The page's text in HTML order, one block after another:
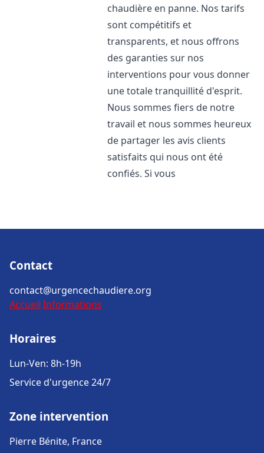
chaudière en panne. Nos tarifs
sont compétitifs et
transparents, et nous offrons
des garanties sur nos
interventions pour vous donner
une totale tranquillité d'esprit.
Nous sommes fiers de notre
travail et nous sommes heureux
de partager les avis clients
satisfaits qui nous ont été
confiés. Si vous
Contact
contact@urgencechaudiere.org
Accueil Informations
Horaires
Lun-Ven: 8h-19h
Service d'urgence 24/7
Zone intervention
Pierre Bénite, France